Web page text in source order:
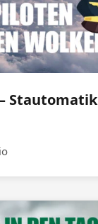
Stautomatik